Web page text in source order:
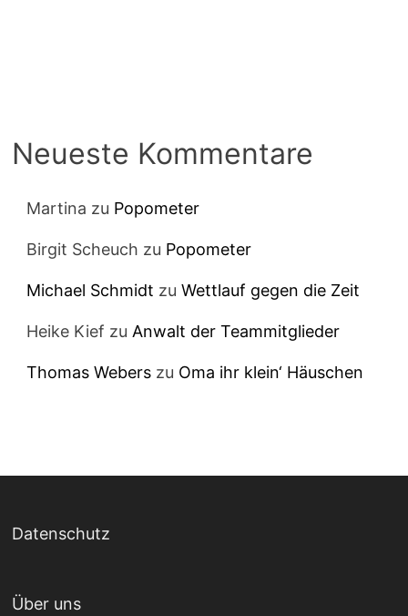
Neueste Kommentare
Martina zu Popometer
Birgit Scheuch zu Popometer
Michael Schmidt zuWettlauf gegen die Zeit
Heike Kief zu Anwalt der Teammitglieder
Thomas Webers zu Oma ihr klein‘ Häuschen
Datenschutz
Über uns